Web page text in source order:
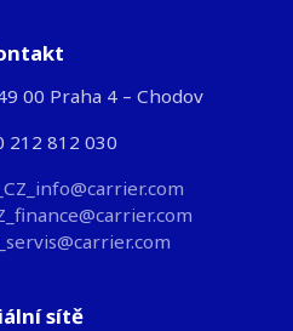
00 Praha 4 – Chodov
212 812 030
sítě